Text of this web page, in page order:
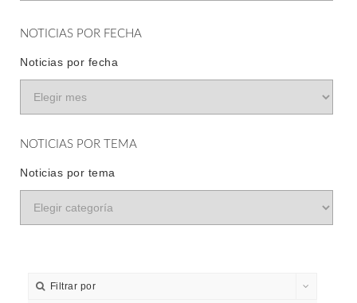
NOTICIAS POR FECHA
Noticias por fecha
NOTICIAS POR TEMA
Noticias por tema
Filtrar por